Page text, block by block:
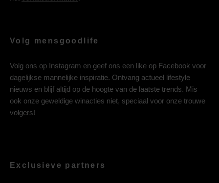
Volg mensgoodlife
Volg ons op Instagram en geef ons een like op Facebook voor
dagelijkse mannelijke inspiratie. Ontvang actueel lifestyle
nieuws en blijf altijd op de hoogte van de laatste trends. Mis
ook onze geweldige winacties niet, speciaal voor onze trouwe
volgers!
Exclusieve partners